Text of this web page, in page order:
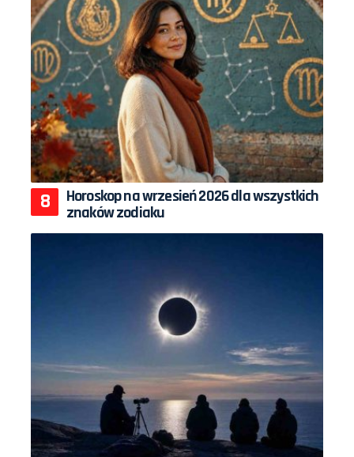
Horoskop na wrzesień 2026 dla wszystkich
znaków zodiaku